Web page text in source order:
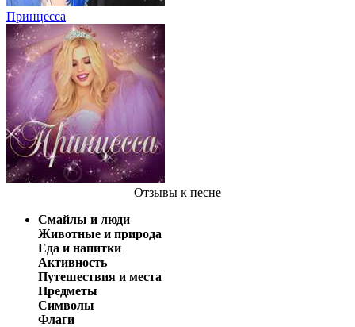
Принцесса
Отзывы к песне
Смайлы и люди
Животные и природа
Еда и напитки
Активность
Путешествия и места
Предметы
Символы
Флаги